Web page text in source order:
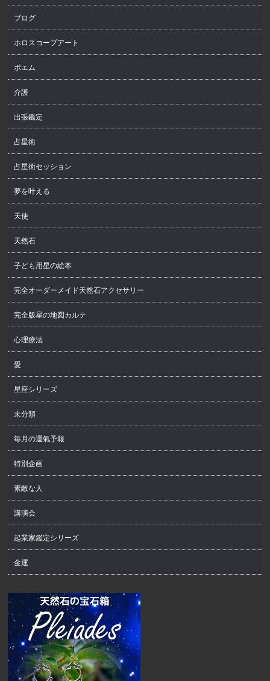
ブログ
ホロスコープアート
ポエム
介護
出張鑑定
占星術
占星術セッション
夢を叶える
天使
天然石
子ども用星の絵本
完全オーダーメイド天然石アクセサリー
完全版星の地図カルテ
心理療法
愛
星座シリーズ
未分類
毎月の運氣予報
特別企画
素敵な人
講演会
起業家鑑定シリーズ
金運